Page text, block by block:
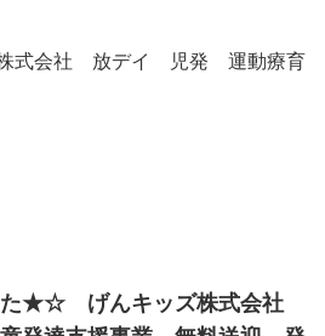
会社 放デイ 児発 運動療育
た★☆ げんキッズ株式会社